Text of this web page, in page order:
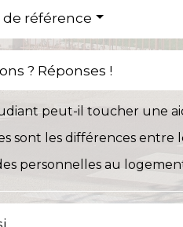
de référence
? Réponses !
peut-il toucher une
sont les différences entre
personnelles au